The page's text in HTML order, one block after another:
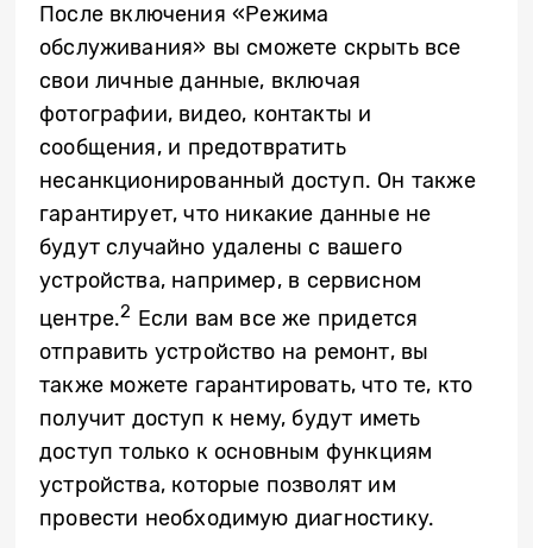
После включения «Режима
обслуживания» вы сможете скрыть все
свои личные данные, включая
фотографии, видео, контакты и
сообщения, и предотвратить
несанкционированный доступ. Он также
гарантирует, что никакие данные не
будут случайно удалены с вашего
устройства, например, в сервисном
центре.2 Если вам все же придется
отправить устройство на ремонт, вы
также можете гарантировать, что те, кто
получит доступ к нему, будут иметь
доступ только к основным функциям
устройства, которые позволят им
провести необходимую диагностику.